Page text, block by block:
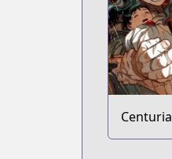
Centuria